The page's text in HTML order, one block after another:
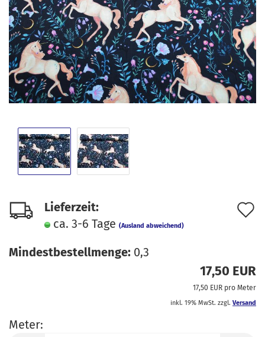
Lieferzeit:
ca. 3-6 Tage (Ausland abweichend)
Mindestbestellmenge: 0,3
17,50 EUR
17,50 EUR pro Meter
inkl. 19% MwSt. zzgl. Versand
Meter: